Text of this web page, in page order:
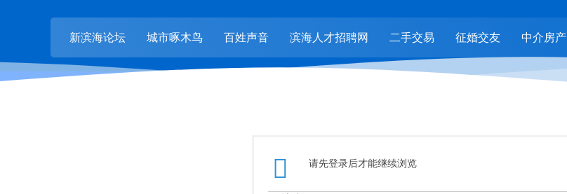
新滨海论坛 城市啄木鸟 百姓声音 滨海人才招聘网 二手交易 征婚交友 中介房产
请先登录后才能继续浏览